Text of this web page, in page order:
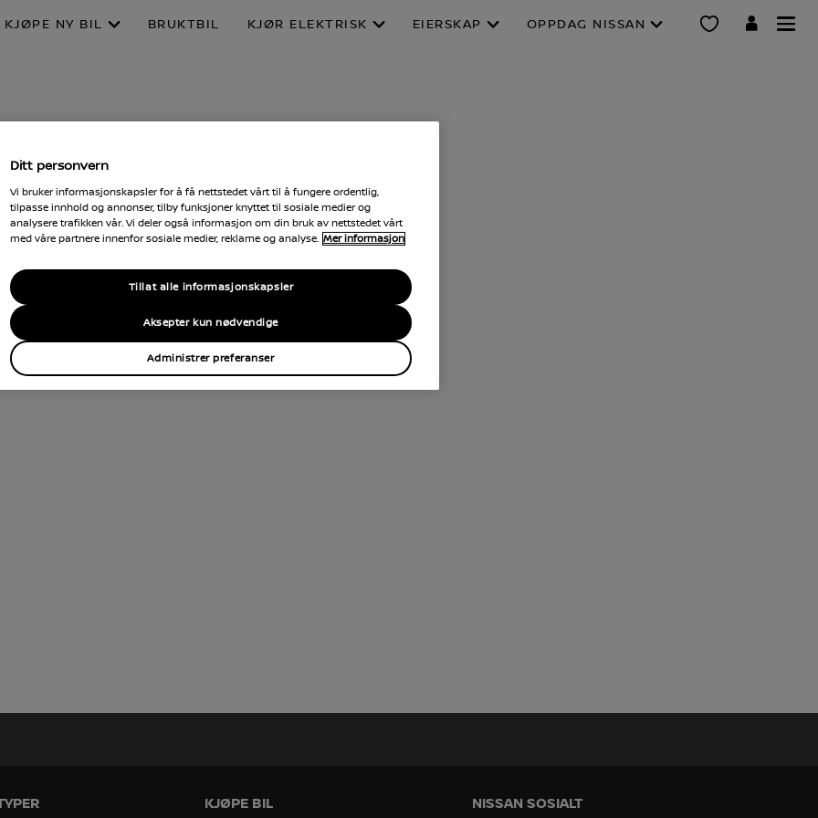
KJØPE NY BIL BRUKTBIL KJØR ELEKTRISK EIERSKAP OPPDAG NISSAN
KJØPE BIL NISSAN SOSIALT
Ditt personvern
Vi bruker informasjonskapsler for å få nettstedet vårt til å fungere ordentlig,
tilpasse innhold og annonser, tilby funksjoner knyttet til sosiale medier og
analysere trafikken vår. Vi deler også informasjon om din bruk av nettstedet vårt
med våre partnere innenfor sosiale medier, reklame og analyse. Mer informasjon
Administrer preferanser
Aksepter kun nødvendige
Tillat alle informasjonskapsler